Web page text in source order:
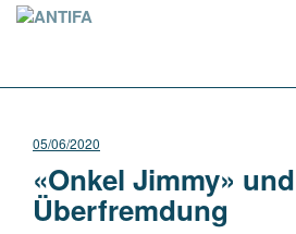
05/06/2020
«Onkel Jimmy»
Überfremdung